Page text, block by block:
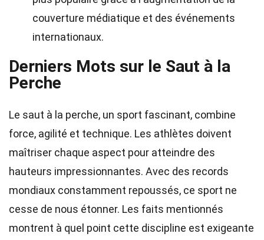
couverture médiatique et des événements
internationaux.
Derniers Mots sur le Saut à la
Perche
Le saut à la perche, un sport fascinant, combine
force, agilité et technique. Les athlètes doivent
maîtriser chaque aspect pour atteindre des
hauteurs impressionnantes. Avec des records
mondiaux constamment repoussés, ce sport ne
cesse de nous étonner. Les faits mentionnés
montrent à quel point cette discipline est exigeante